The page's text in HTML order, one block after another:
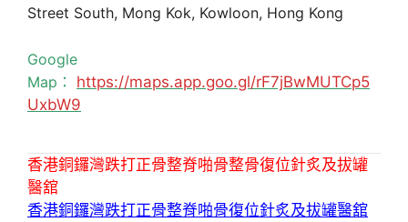
Street South, Mong Kok, Kowloon, Hong Kong
Google
Map： https://maps.app.goo.gl/rF7jBwMUTCp5
UxbW9
香港銅鑼灣跌打正骨整脊啪骨整骨復位針炙及拔罐
醫舘
香港銅鑼灣跌打正骨整脊啪骨復位針炙及拔罐醫舘